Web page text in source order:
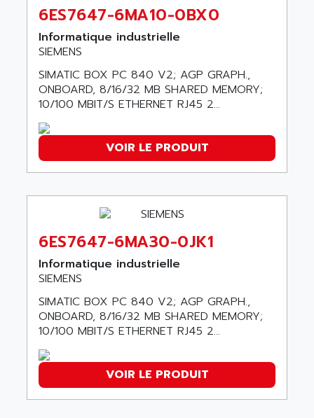
PANEL VIEW 550
SLC500
RPX10
E-ME-T
ROTOVAR
PANELVIEW 1200
MDLQ
GP2000 Series
TSX17
1060
VECTOR DRIVE
SM SERIE
SIMATIC S7-200
APT
APTOR
APV
APW
AQUA SMART
AQUAFINE
AQUALYSE
AQUAMED
AQUAMETRO
AQUASET
ARBO
ARBOR
ARBURG
ARC MACHINES
ARC MODENA
ARCEL
ARCOLECTRIC
6ES7647-6MA10-0BX0
Informatique industrielle
SIEMENS
SIMATIC BOX PC 840 V2; AGP GRAPH.,
ONBOARD, 8/16/32 MB SHARED MEMORY;
10/100 MBIT/S ETHERNET RJ45 2...
VOIR LE PRODUIT
6ES7647-6MA30-0JK1
Informatique industrielle
SIEMENS
SIMATIC BOX PC 840 V2; AGP GRAPH.,
ONBOARD, 8/16/32 MB SHARED MEMORY;
10/100 MBIT/S ETHERNET RJ45 2...
VOIR LE PRODUIT